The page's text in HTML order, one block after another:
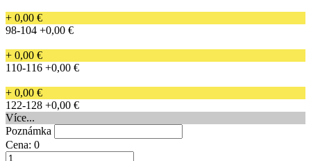
+ 0,00 €
98-104 +0,00 €
+ 0,00 €
110-116 +0,00 €
+ 0,00 €
122-128 +0,00 €
Více...
Poznámka
Cena: 0